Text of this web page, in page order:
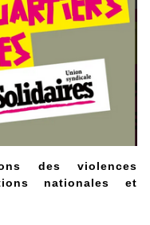
des violences
nationales et